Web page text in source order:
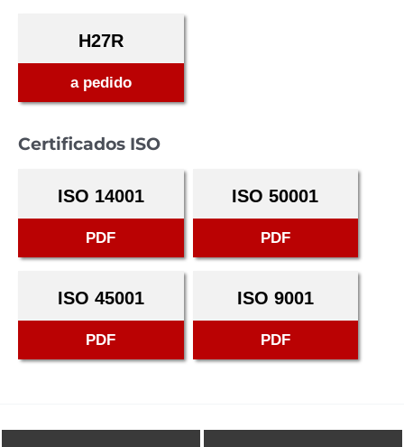
H27R
a pedido
Certificados ISO
ISO 14001
PDF
ISO 50001
PDF
ISO 45001
PDF
ISO 9001
PDF